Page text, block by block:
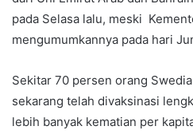
pada Selasa lalu, meski
mengumumkannya pada hari
Sekitar 70 persen orang
sekarang telah divaksinasi
lebih banyak kematian per